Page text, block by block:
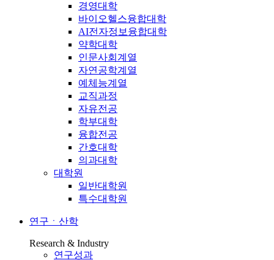
경영대학
바이오헬스융합대학
AI전자정보융합대학
약학대학
인문사회계열
자연공학계열
예체능계열
교직과정
자유전공
학부대학
융합전공
간호대학
의과대학
대학원
일반대학원
특수대학원
연구ㆍ산학
Research & Industry
연구성과